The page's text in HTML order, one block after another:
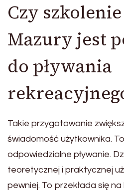
Czy
Mazury jest
do pływania
Takie przygotowanie
świadomość użytkownika.
odpowiedzialne pływanie.
teoretycznej i praktycznej
pewniej. To przekłada się